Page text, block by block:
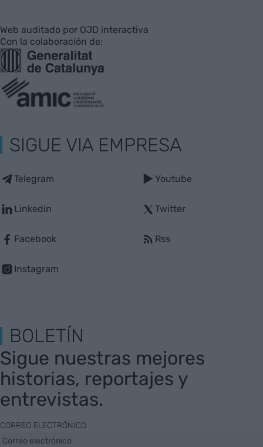
Web auditado por OJD interactiva
Con la colaboración de:
SIGUE VIA EMPRESA
Telegram
Linkedin
Facebook
Instagram
Youtube
Twitter
Rss
BOLETÍN
Sigue nuestras mejores
historias, reportajes y
entrevistas.
CORREO ELECTRÓNICO